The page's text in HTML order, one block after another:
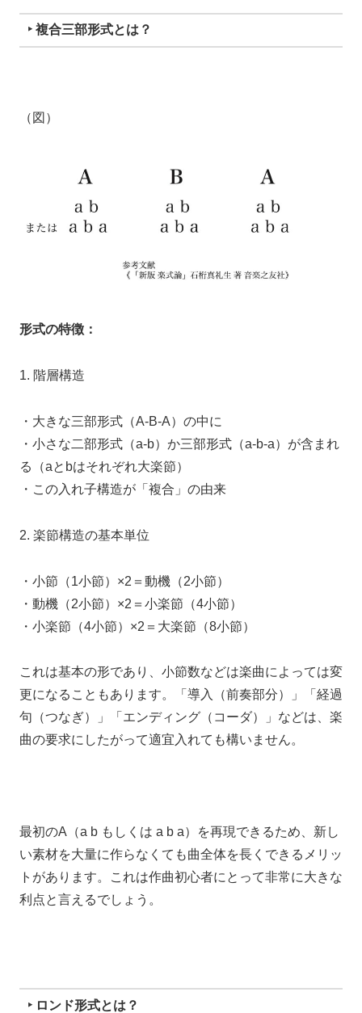
‣ 複合三部形式とは？
（図）
形式の特徴：
1. 階層構造
・大きな三部形式（A-B-A）の中に
・小さな二部形式（a-b）か三部形式（a-b-a）が含まれ
る（aとbはそれぞれ大楽節）
・この入れ子構造が「複合」の由来
2. 楽節構造の基本単位
・小節（1小節）×2＝動機（2小節）
・動機（2小節）×2＝小楽節（4小節）
・小楽節（4小節）×2＝大楽節（8小節）
これは基本の形であり、小節数などは楽曲によっては変
更になることもあります。「導入（前奏部分）」「経過
句（つなぎ）」「エンディング（コーダ）」などは、楽
曲の要求にしたがって適宜入れても構いません。
最初のA（a b もしくは a b a）を再現できるため、新し
い素材を大量に作らなくても曲全体を長くできるメリッ
トがあります。これは作曲初心者にとって非常に大きな
利点と言えるでしょう。
‣ ロンド形式とは？